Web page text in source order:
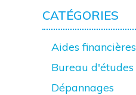
CATÉGORIES
Aides financières
Bureau d'études
Dépannages